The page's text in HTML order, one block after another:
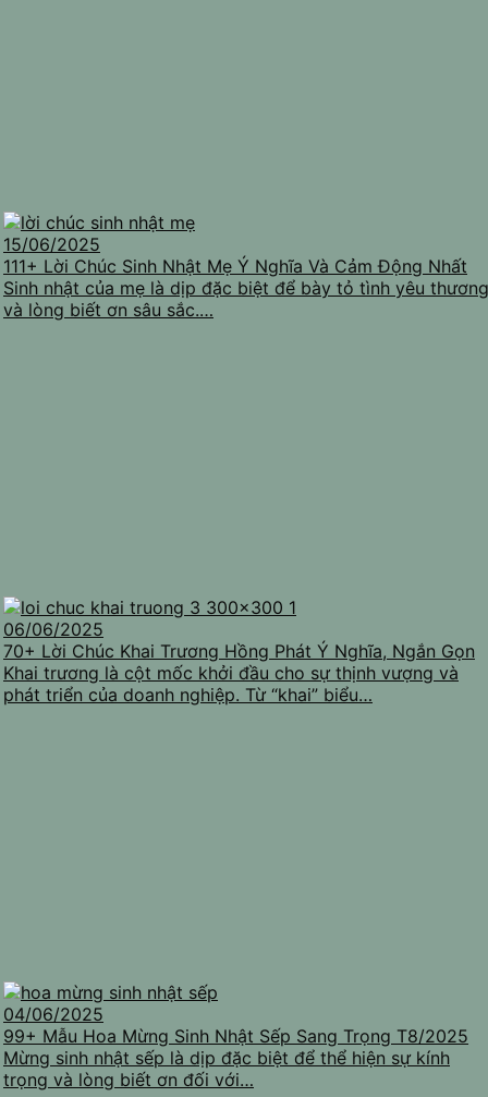
15/06/2025
111+ Lời Chúc Sinh Nhật Mẹ Ý Nghĩa Và Cảm Động Nhất
Sinh nhật của mẹ là dịp đặc biệt để bày tỏ tình yêu thương
và lòng biết ơn sâu sắc.…
06/06/2025
70+ Lời Chúc Khai Trương Hồng Phát Ý Nghĩa, Ngắn Gọn
Khai trương là cột mốc khởi đầu cho sự thịnh vượng và
phát triển của doanh nghiệp. Từ “khai” biểu…
04/06/2025
99+ Mẫu Hoa Mừng Sinh Nhật Sếp Sang Trọng T8/2025
Mừng sinh nhật sếp là dịp đặc biệt để thể hiện sự kính
trọng và lòng biết ơn đối với…